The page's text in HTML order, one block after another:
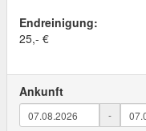
Endreinigung:
25,- €
Ankunft
-